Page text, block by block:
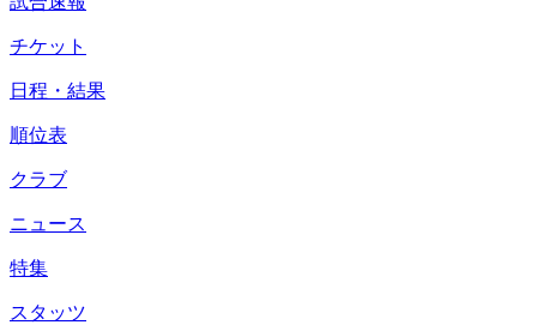
チケット
日程・結果
順位表
クラブ
ニュース
特集
スタッツ